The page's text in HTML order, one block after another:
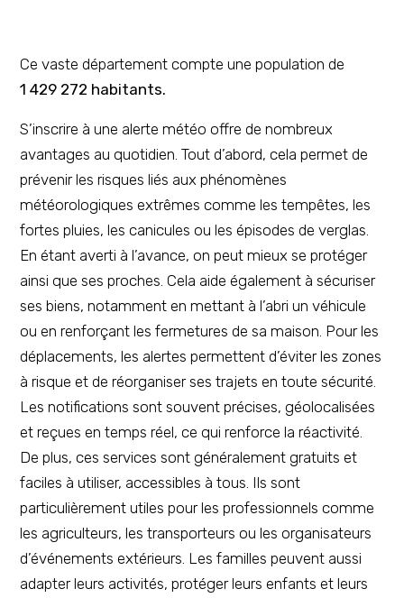
Ce vaste département compte une population de
1 429 272 habitants.
S’inscrire à une alerte météo offre de nombreux
avantages au quotidien. Tout d’abord, cela permet de
prévenir les risques liés aux phénomènes
météorologiques extrêmes comme les tempêtes, les
fortes pluies, les canicules ou les épisodes de verglas.
En étant averti à l’avance, on peut mieux se protéger
ainsi que ses proches. Cela aide également à sécuriser
ses biens, notamment en mettant à l’abri un véhicule
ou en renforçant les fermetures de sa maison. Pour les
déplacements, les alertes permettent d’éviter les zones
à risque et de réorganiser ses trajets en toute sécurité.
Les notifications sont souvent précises, géolocalisées
et reçues en temps réel, ce qui renforce la réactivité.
De plus, ces services sont généralement gratuits et
faciles à utiliser, accessibles à tous. Ils sont
particulièrement utiles pour les professionnels comme
les agriculteurs, les transporteurs ou les organisateurs
d’événements extérieurs. Les familles peuvent aussi
adapter leurs activités, protéger leurs enfants et leurs